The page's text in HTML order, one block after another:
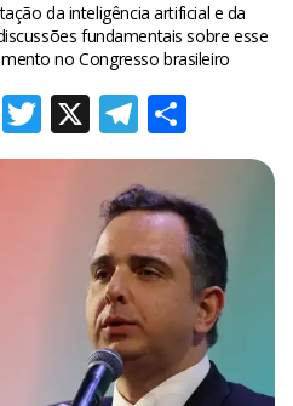
da inteligência artificial e da
fundamentais sobre esse
no Congresso brasileiro
LinkedIn
Twitter
X